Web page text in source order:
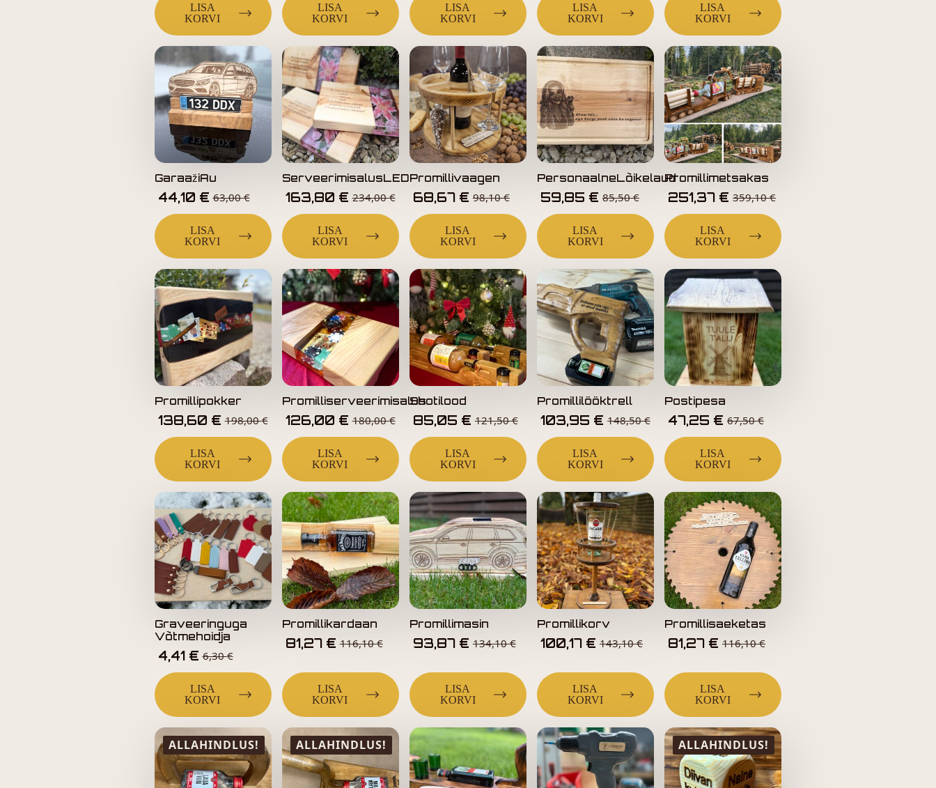
LISA
KORVI
LISA
KORVI
LISA
KORVI
LISA
KORVI
LISA
KORVI
GaraažiAu
63,00€
44,10 €
LISA
KORVI
ServeerimisalusLED
234,00€
163,80 €
LISA
KORVI
Promillivaagen
98,10€
68,67 €
LISA
KORVI
PersonaalneLõikelaud
85,50€
59,85 €
LISA
KORVI
Promillimetsakas
359,10€
251,37 €
LISA
KORVI
Promillipokker
198,00€
138,60 €
LISA
KORVI
Promilliserveerimisalus
180,00€
126,00 €
LISA
KORVI
Shotilood
121,50€
85,05 €
LISA
KORVI
Promillilööktrell
148,50€
103,95 €
LISA
KORVI
Postipesa
67,50€
47,25 €
LISA
KORVI
Graveeringuga
Võtmehoidja
6,30€
4,41 €
LISA
KORVI
Promillikardaan
116,10€
81,27 €
LISA
KORVI
Promillimasin
134,10€
93,87 €
LISA
KORVI
Promillikorv
143,10€
100,17 €
LISA
KORVI
Promillisaeketas
116,10€
81,27 €
LISA
KORVI
ALLAHINDLUS! ALLAHINDLUS! ALLAHINDLUS!